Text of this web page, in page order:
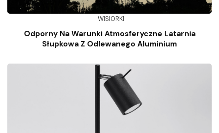
WISIORKI
Odporny Na Warunki Atmosferyczne Latarnia
Słupkowa Z Odlewanego Aluminium